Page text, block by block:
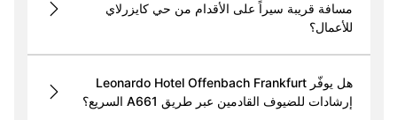
مسافة قريبة سيراً على الأقدام من حي كايزرلاي
للأعمال؟
هل يوفّر Leonardo Hotel Offenbach Frankfurt
إرشادات للضيوف القادمين عبر طريق A661 السريع؟